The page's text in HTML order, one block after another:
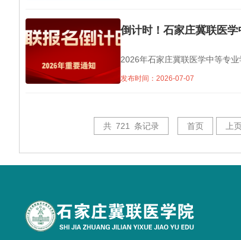
倒计时！石家庄冀联医
2026年石家庄冀联医学中等专业
发布时间：2026-07-07
共 721 条记录 首页 上